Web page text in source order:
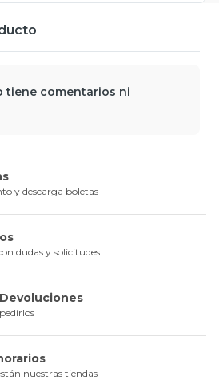
tiene comentarios ni
y descarga boletas
dudas y solicitudes
nuestras tiendas